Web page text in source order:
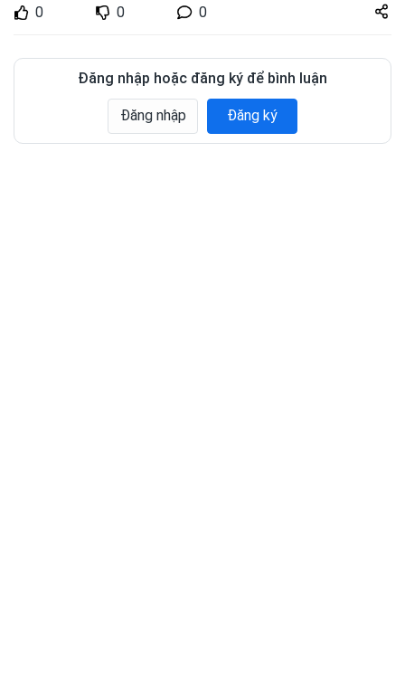
0 0 0
Share
zuto.vn
Đăng nhập hoặc đăng ký để bình luận
Đăng nhập Đăng ký